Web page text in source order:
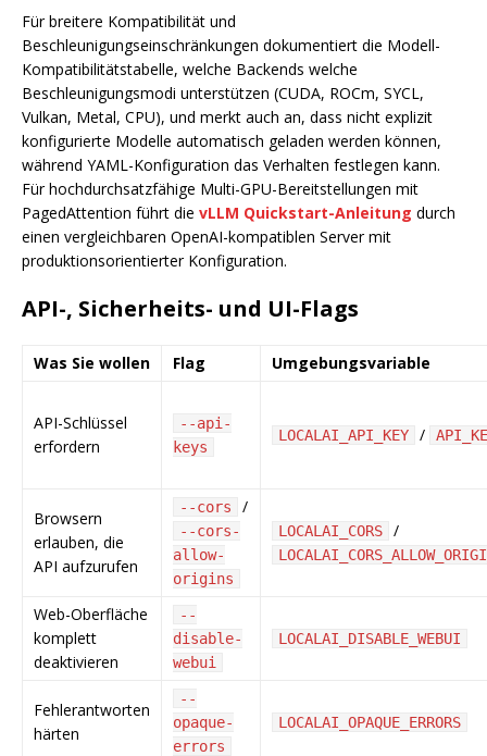
Für breitere Kompatibilität und
Beschleunigungseinschränkungen dokumentiert die Modell-
Kompatibilitätstabelle, welche Backends welche
Beschleunigungsmodi unterstützen (CUDA, ROCm, SYCL,
Vulkan, Metal, CPU), und merkt auch an, dass nicht explizit
konfigurierte Modelle automatisch geladen werden können,
während YAML-Konfiguration das Verhalten festlegen kann.
Für hochdurchsatzfähige Multi-GPU-Bereitstellungen mit
PagedAttention führt die vLLM Quickstart-Anleitung durch
einen vergleichbaren OpenAI-kompatiblen Server mit
produktionsorientierter Konfiguration.
API-, Sicherheits- und UI-Flags
Was Sie wollen Flag Umgebungsvariable
API-Schlüssel
erfordern
--api-
keys
LOCALAI_API_KEY /
Browsern
erlauben, die
API aufzurufen
--cors /
--cors-
allow-
origins
LOCALAI_CORS /
Web-Oberfläche
komplett
deaktivieren
--
disable-
webui
LOCALAI_DISABLE_WEBUI
Fehlerantworten
härten
--
opaque-
errors
LOCALAI_OPAQUE_ERRORS